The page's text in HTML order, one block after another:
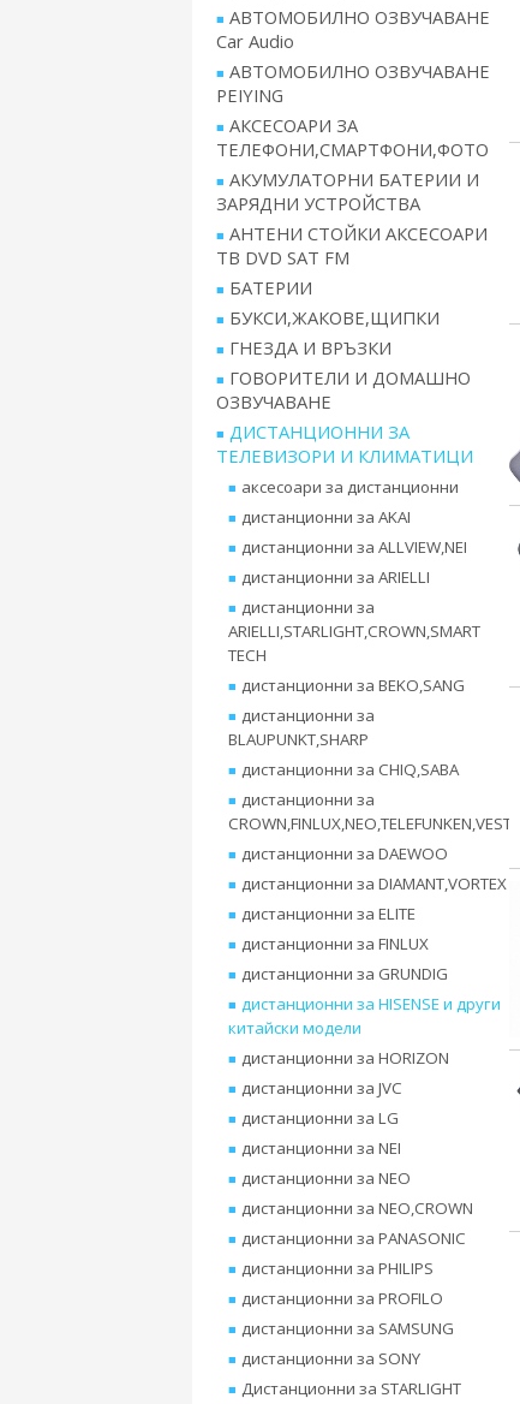
АВТОМОБИЛНО ОЗВУЧАВАНЕ
Car Audio
АВТОМОБИЛНО ОЗВУЧАВАНЕ
PEIYING
АКСЕСОАРИ ЗА
ТЕЛЕФОНИ,СМАРТФОНИ,ФОТО
АКУМУЛАТОРНИ БАТЕРИИ И
ЗАРЯДНИ УСТРОЙСТВА
АНТЕНИ СТОЙКИ АКСЕСОАРИ
ТВ DVD SAT FM
БАТЕРИИ
БУКСИ,ЖАКОВЕ,ЩИПКИ
ГНЕЗДА И ВРЪЗКИ
ГОВОРИТЕЛИ И ДОМАШНО
ОЗВУЧАВАНЕ
ДИСТАНЦИОННИ ЗА
ТЕЛЕВИЗОРИ И КЛИМАТИЦИ
аксесоари за дистанционни
дистанционни за AKAI
дистанционни за ALLVIEW,NEI
дистанционни за ARIELLI
дистанционни за
ARIELLI,STARLIGHT,CROWN,SMART
TECH
дистанционни за BEKO,SANG
дистанционни за
BLAUPUNKT,SHARP
дистанционни за CHIQ,SABA
дистанционни за
CROWN,FINLUX,NEO,TELEFUNKEN,VESTEL
дистанционни за DAEWOO
дистанционни за DIAMANT,VORTEX
дистанционни за ELITE
дистанционни за FINLUX
дистанционни за GRUNDIG
дистанционни за HISENSE и други
китайски модели
дистанционни за HORIZON
дистанционни за JVC
дистанционни за LG
дистанционни за NEI
дистанционни за NEO
дистанционни за NEO,CROWN
дистанционни за PANASONIC
дистанционни за PHILIPS
дистанционни за PROFILO
дистанционни за SAMSUNG
дистанционни за SONY
Дистанционни за STARLIGHT